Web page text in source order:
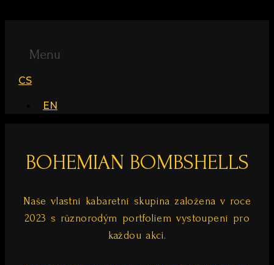
Menu
CS
EN
BOHEMIAN BOMBSHELLS
Naše vlastní kabaretní skupina založena v roce
2023 s různorodým portfoliem vystoupení pro
každou akci.